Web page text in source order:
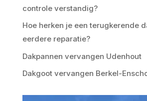
controle verstandig?
Hoe herken je een terugkerende
eerdere reparatie?
Dakpannen vervangen Udenhout
Dakgoot vervangen Berkel-